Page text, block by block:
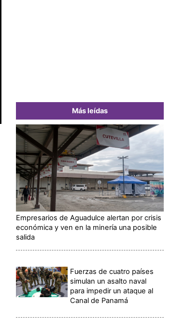
Más leídas
Empresarios de Aguadulce alertan por crisis
económica y ven en la minería una posible
salida
Fuerzas de cuatro países
simulan un asalto naval
para impedir un ataque al
Canal de Panamá